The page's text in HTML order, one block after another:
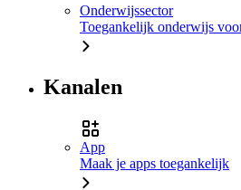
Onderwijssector
Toegankelijk onderwijs
Kanalen
App
Maak je apps toegankelijk